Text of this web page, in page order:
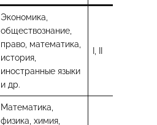
Экономика,
обществознание,
право, математика,
история,
иностранные языки
и др.
I, II
Математика,
физика, химия,